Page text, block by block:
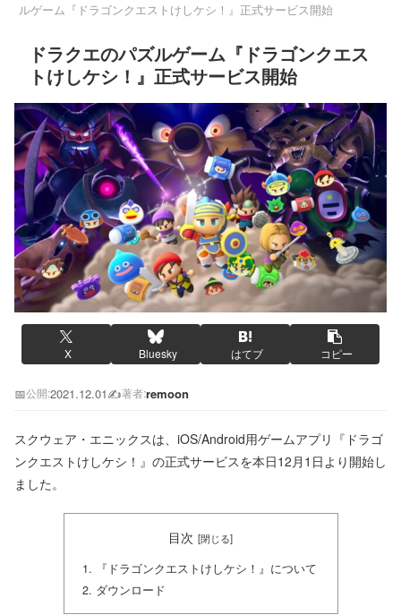
ルゲーム『ドラゴンクエストけしケシ！』正式サービス開始
ドラクエのパズルゲーム『ドラゴンクエス
トけしケシ！』正式サービス開始
X Bluesky はてブ コピー
📅公開:2021.12.01✍️著者:remoon
スクウェア・エニックスは、iOS/Android用ゲームアプリ『ドラゴ
ンクエストけしケシ！』の正式サービスを本日12月1日より開始し
ました。
目次
『ドラゴンクエストけしケシ！』について
ダウンロード